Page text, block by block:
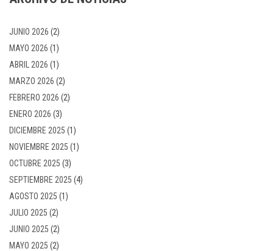
JUNIO 2026 (2)
MAYO 2026 (1)
ABRIL 2026 (1)
MARZO 2026 (2)
FEBRERO 2026 (2)
ENERO 2026 (3)
DICIEMBRE 2025 (1)
NOVIEMBRE 2025 (1)
OCTUBRE 2025 (3)
SEPTIEMBRE 2025 (4)
AGOSTO 2025 (1)
JULIO 2025 (2)
JUNIO 2025 (2)
MAYO 2025 (2)